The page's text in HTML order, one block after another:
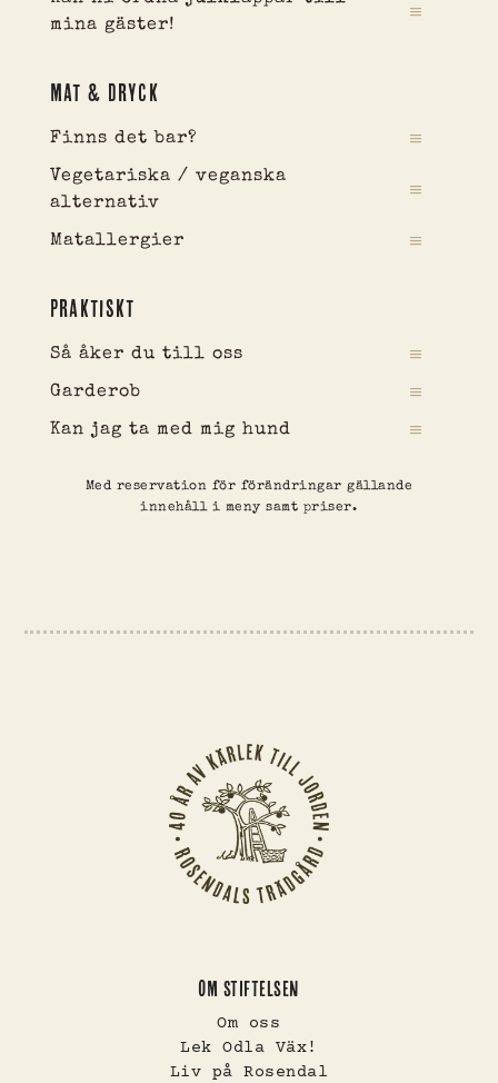
mina gäster!
MAT & DRYCK
Finns det bar?
Vegetariska / veganska
alternativ
Matallergier
PRAKTISKT
Så åker du till oss
Garderob
Kan jag ta med mig hund
Med reservation för förändringar gällande
innehåll i meny samt priser.
OM STIFTELSEN
Om oss
Lek Odla Väx!
Liv på Rosendal